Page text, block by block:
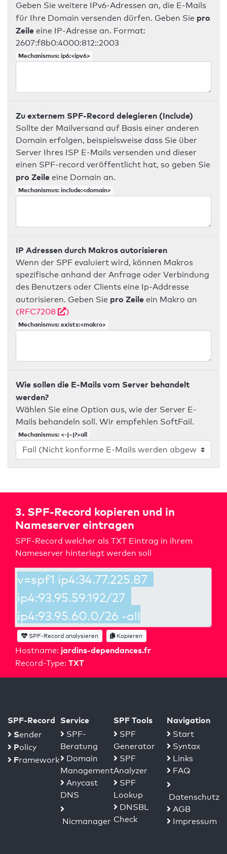
Geben Sie weitere IPv6-Adressen an, die E-Mails
für Ihre Domain versenden dürfen. Geben Sie pro
Zeile eine IP-Adresse an. Format:
2607:f8b0:4000:812::2003
Mechanismus: ip6:<ipv6>
Zu externem SPF-Record delegieren (Include)
Sollte der Mailversand auf Basis einer anderen
Domain erfolgen, beispielsweise dass Sie über
Server Ihres ISP E-Mails versenden und dieser
einen SPF-record veröffentlicht hat, so geben Sie
pro Zeile eine Domain an.
Mechanismus: include:<domain>
IP Adressen durch Makros autorisieren
Wenn der SPF evaluiert wird, können Makros
spezifische anhand der Anfrage oder Verbindung
des Benutzers oder Clients eine Ip-Addresse
autorisieren. Geben Sie pro Zeile ein Makro an
(RFC7208
)
Mechanismus: exists:<makro>
Wie sollen die E-Mails vom Server behandelt
werden?
Wählen Sie eine Option aus, wie der Server E-
Mails behandeln soll. Wir empfehlen SoftFail.
Mechanismus: <-|~|?>all
3. SPF-Record kopieren und in
Nameserver eintragen
SPF-Record welcher als TXT Eintrag in ihrem
Nameserver hinterlegt werden soll
Hostname: jardins-dependances.fr
Record-Type: TXT
SPF-Record analysieren Kopieren
SPF-Record
Sender
Policy
Framework
Service
SPF-
Beratung
Domain
Management
Anycast
DNS
Nicmanager
SPF Tools
SPF
Generator
SPF
Analyzer
SPF
Lookup
DNSBL
Check
Navigation
Start
Syntax
Links
FAQ
Datenschutz
AGB
Impressum